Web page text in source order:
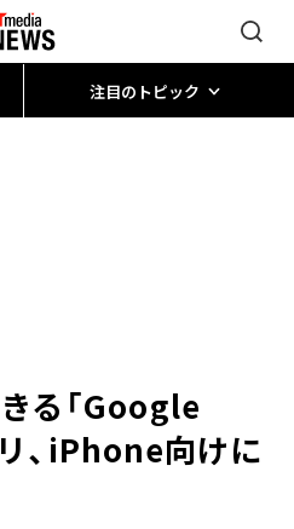
注目のトピック
る「Google
、iPhone向けに